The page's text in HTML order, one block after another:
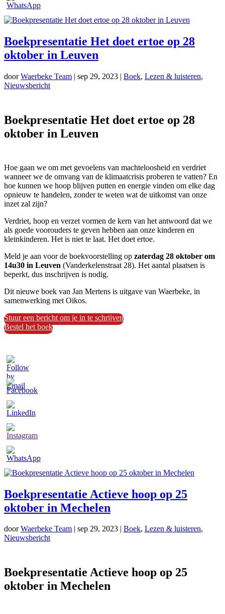
Boekpresentatie Het doet ertoe op 28
oktober in Leuven
doorWaerbeke Team | sep 29, 2023 | Boek, Lezen & luisteren,
Nieuwsbericht
Boekpresentatie Het doet ertoe op 28
oktober in Leuven
Hoe gaan we om met gevoelens van machteloosheid en verdriet
wanneer we de omvang van de klimaatcrisis proberen te vatten? En
hoe kunnen we hoop blijven putten en energie vinden om elke dag
opnieuw te handelen, zonder te weten wat de uitkomst van onze
inzet zal zijn?
Verdriet, hoop en verzet vormen de kern van het antwoord dat we
als goede voorouders te geven hebben aan onze kinderen en
kleinkinderen. Het is niet te laat. Het doet ertoe.
Meld je aan voor de boekvoorstelling op zaterdag 28 oktober om
14u30 in Leuven (Vanderkelenstraat 28). Het aantal plaatsen is
beperkt, dus inschrijven is nodig.
Dit nieuwe boek van Jan Mertens is uitgave van Waerbeke, in
samenwerking met Oikos.
Stuur een bericht om je in te schrijven
Bestel het boek
Boekpresentatie Actieve hoop op 25
oktober in Mechelen
doorWaerbeke Team | sep 29, 2023 | Boek, Lezen & luisteren,
Nieuwsbericht
Boekpresentatie Actieve hoop op 25
oktober in Mechelen